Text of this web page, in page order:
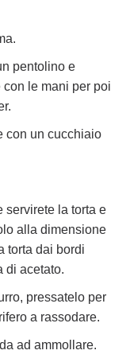
pentolino e
le mani per poi
con un cucchiaio
servirete la torta e
alla dimensione
torta dai bordi
di acetato.
pressatelo per
a rassodare.
ad ammollare.